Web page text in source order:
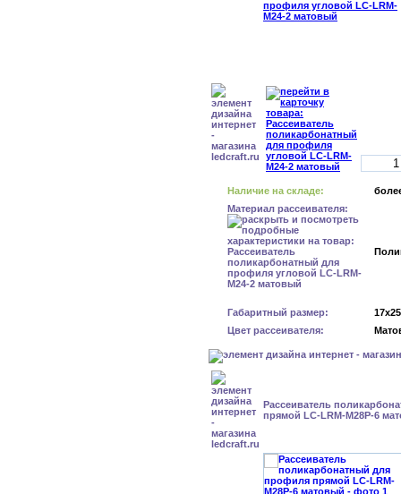
Наличие на складе:
Материал рассеивателя:
Габаритный размер:
Цвет рассеивателя:
Рассеиватель
прямой LC-LRM-M28P-6